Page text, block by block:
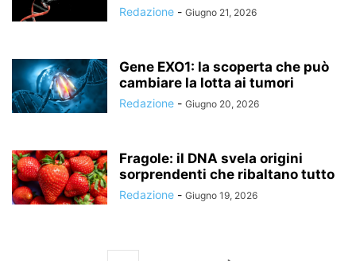
Redazione - Giugno 21, 2026
Gene EXO1: la scoperta che può
cambiare la lotta ai tumori
Redazione - Giugno 20, 2026
Fragole: il DNA svela origini
sorprendenti che ribaltano tutto
Redazione - Giugno 19, 2026